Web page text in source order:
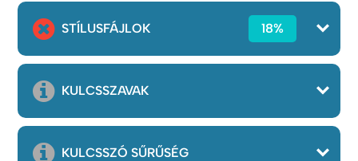
STÍLUSFÁJLOK 18%
KULCSSZAVAK
KULCSSZÓ SŰRŰSÉG